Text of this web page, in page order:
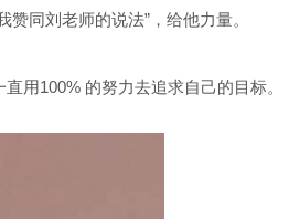
同刘老师的说法”，给他力量。
用100% 的努力去追求自己的目标。